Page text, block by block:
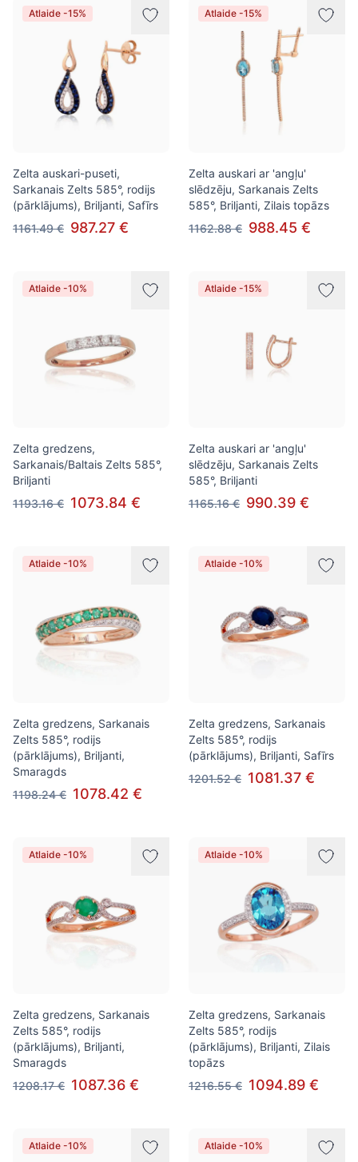
Atlaide -15%
Zelta auskari-puseti,
Sarkanais Zelts 585°, rodijs
(pārklājums), Briljanti, Safīrs
1161.49 € 987.27 €
Atlaide -15%
Zelta auskari ar 'angļu'
slēdzēju, Sarkanais Zelts
585°, Briljanti, Zilais topāzs
1162.88 € 988.45 €
Atlaide -10%
Zelta gredzens,
Sarkanais/Baltais Zelts 585°,
Briljanti
1193.16 € 1073.84 €
Atlaide -15%
Zelta auskari ar 'angļu'
slēdzēju, Sarkanais Zelts
585°, Briljanti
1165.16 € 990.39 €
Atlaide -10%
Zelta gredzens, Sarkanais
Zelts 585°, rodijs
(pārklājums), Briljanti,
Smaragds
1198.24 € 1078.42 €
Atlaide -10%
Zelta gredzens, Sarkanais
Zelts 585°, rodijs
(pārklājums), Briljanti, Safīrs
1201.52 € 1081.37 €
Atlaide -10%
Zelta gredzens, Sarkanais
Zelts 585°, rodijs
(pārklājums), Briljanti,
Smaragds
1208.17 € 1087.36 €
Atlaide -10%
Zelta gredzens, Sarkanais
Zelts 585°, rodijs
(pārklājums), Briljanti, Zilais
topāzs
1216.55 € 1094.89 €
Atlaide -10% Atlaide -10%